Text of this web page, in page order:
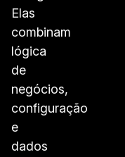
Elas
combinam
lógica
de
negócios,
configuração
e
dados